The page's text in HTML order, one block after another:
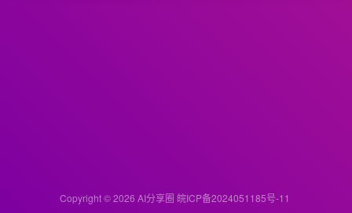
Copyright © 2026 AI分享圈 皖ICP备2024051185号-11